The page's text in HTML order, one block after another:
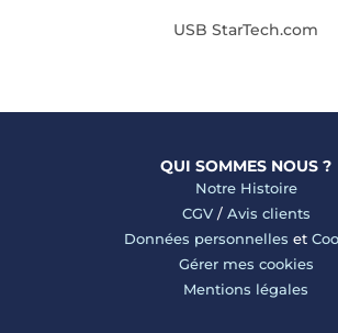
USB StarTech.com
QUI SOMMES NOUS ?
Notre Histoire
CGV/ Avis clients
Données personnelles et
Gérer mes cookies
Mentions légales